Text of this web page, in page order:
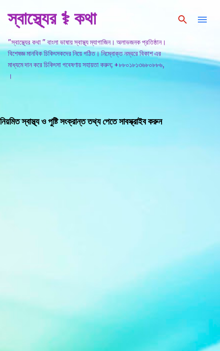
সরাসরি প্রধান সামগ্রীতে চলে যান
স্বাস্থ্যের ⚕️ কথা
"স্বাস্থ্যের কথা " বাংলা ভাষায় স্বাস্থ্য ম্যাগাজিন। অলাভজনক প্রতিষ্ঠান।
বিশেষজ্ঞ মানবিক চিকিৎসকদের নিয়ে গঠিত। নিম্নোক্ত নম্বরে বিকাশ এর
মাধ্যমে দান করে চিকিৎসা গবেষণায় সহায়তা করুন; +৮৮০১৮১৩৬৮০৮৮৬,
।
নিয়মিত স্বাস্থ্য ও পুষ্টি সংক্রান্ত তথ্য পেতে সাবস্ক্রাইব করুন